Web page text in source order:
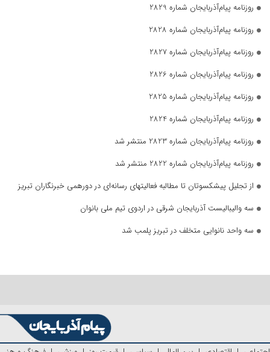
روزنامه پیام‌آذربایجان شماره 2829
روزنامه پیام‌آذربایجان شماره 2828
روزنامه پیام‌آذربایجان شماره 2827
روزنامه پیام‌آذربایجان شماره 2826
روزنامه پیام‌آذربایجان شماره 2825
روزنامه پیام‌آذربایجان شماره 2824
روزنامه پیام‌آذربایجان شماره 2823 منتشر شد
روزنامه پیام‌آذربایجان شماره 2822 منتشر شد
از تجلیل پیشکسوتان تا مطالبه فعالیتهای رسانه‌ای در دورهمی خبرنگاران تبریز
سه والیبالیست آذربایجان‌ شرقی در اردوی تیم ملی بانوان
سه واحد نانوایی متخلف در تبریز پلمب شد